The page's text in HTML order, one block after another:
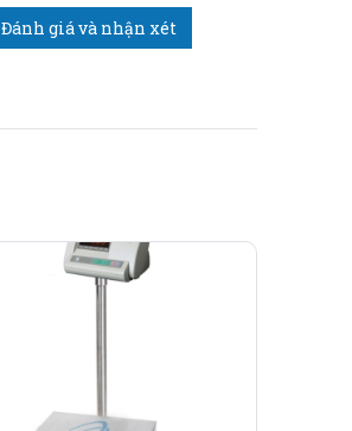
Đánh giá và nhận xét